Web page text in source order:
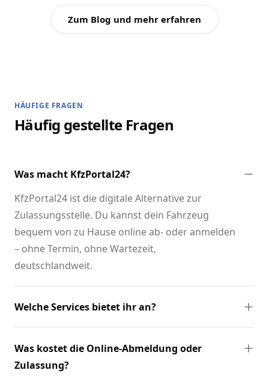
Zum Blog und mehr erfahren
HÄUFIGE FRAGEN
Häufig gestellte Fragen
Was macht KfzPortal24?
KfzPortal24 ist die digitale Alternative zur
Zulassungsstelle. Du kannst dein Fahrzeug
bequem von zu Hause online ab- oder anmelden
– ohne Termin, ohne Wartezeit,
deutschlandweit.
Welche Services bietet ihr an?
Was kostet die Online-Abmeldung oder
Zulassung?